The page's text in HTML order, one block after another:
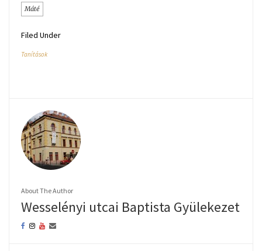
Máté
Filed Under
Tanítások
About The Author
Wesselényi utcai Baptista Gyülekezet